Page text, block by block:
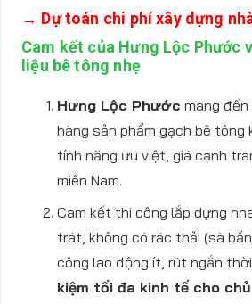
→ Dự toán chi phí xây dựng
Cam kết của Hưng Lộc Phước
liệu bê tông nhẹ
Hưng Lộc Phước mang
hàng sản phẩm gạch bê tông
tính năng ưu việt, giá cạnh
miền Nam.
Cam kết thi công lắp dựng
trát, không có rác thải (sà
công lao động ít, rút ngắn
kiệm tối đa kinh tế cho